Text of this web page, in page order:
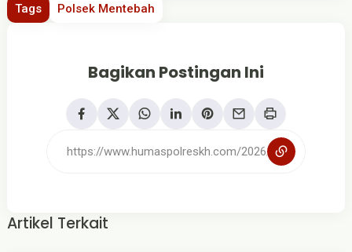
Tags Polsek Mentebah
Bagikan Postingan Ini
Artikel Terkait